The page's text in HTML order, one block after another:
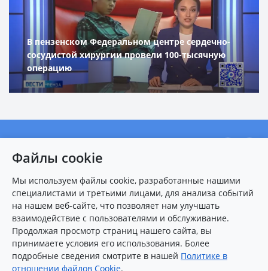
В пензенском Федеральном центре сердечно-
сосудистой хирургии провели 100-тысячную
операцию
О центре
Новости
Пациентам
Карта сайта
Контакты
8 (8412) 25-54-77(многоканальный)
Файлы cookie
Мы используем файлы cookie, разработанные нашими
специалистами и третьими лицами, для анализа событий
на нашем веб-сайте, что позволяет нам улучшать
взаимодействие с пользователями и обслуживание.
Продолжая просмотр страниц нашего сайта, вы
принимаете условия его использования. Более
подробные сведения смотрите в нашей Политике в
отношении файлов Cookie.